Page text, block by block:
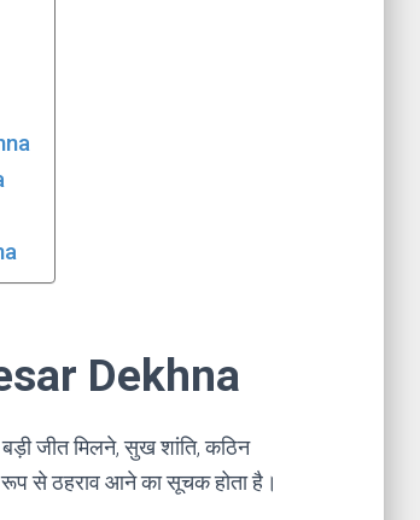
Dekhna
बड़ी जीत मिलने, सुख शांति, कठिन
रूप से ठहराव आने का सूचक होता है।